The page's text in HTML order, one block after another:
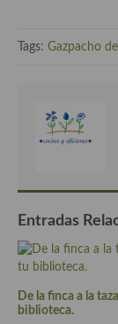
Cocina Siria
Cocina de Egipto
Cocina Japonesa
Cocina
Tags: Gazpacho
Entradas
De la finca a la
biblioteca.